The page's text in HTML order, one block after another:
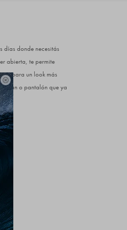

días donde necesitás
abierta, te permite
para un look más
jean o pantalón que ya